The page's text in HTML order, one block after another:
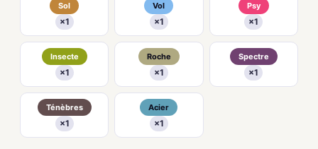
Sol
×1
Vol
×1
Psy
×1
Insecte
×1
Roche
×1
Spectre
×1
Ténèbres
×1
Acier
×1